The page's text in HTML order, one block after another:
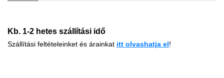
Kb. 1-2 hetes szállítási idő
Szállítási feltételeinket és árainkat itt olvashatja el!